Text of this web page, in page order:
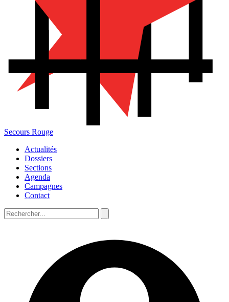
Secours Rouge
Actualités
Dossiers
Sections
Agenda
Campagnes
Contact